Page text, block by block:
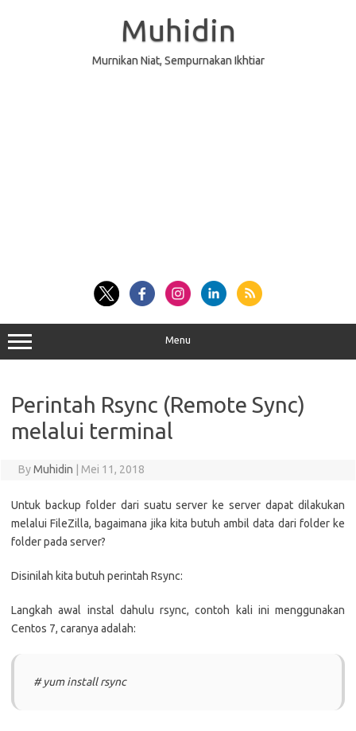
Muhidin
Murnikan Niat, Sempurnakan Ikhtiar
Menu
Perintah Rsync (Remote Sync)
melalui terminal
ByMuhidin Mei 11, 2018
Untuk backup folder dari suatu server ke server dapat dilakukan
melalui FileZilla, bagaimana jika kita butuh ambil data dari folder ke
folder pada server?
Disinilah kita butuh perintah Rsync:
Langkah awal instal dahulu rsync, contoh kali ini menggunakan
Centos 7, caranya adalah:
# yum install rsync